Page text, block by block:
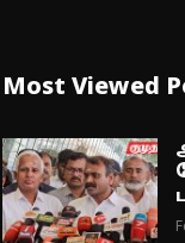
Most Viewed